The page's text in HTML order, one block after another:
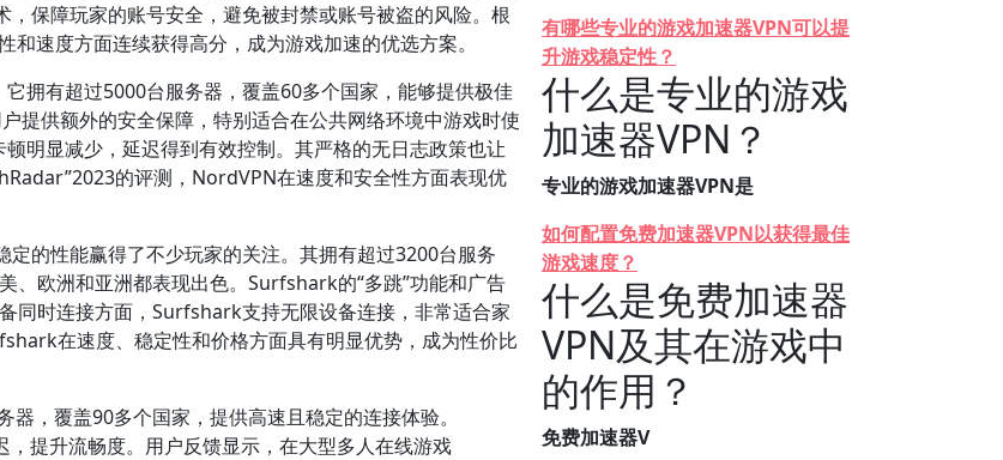
保障玩家的账号安全，避免被封禁或账号被盗的风险。根
速度方面连续获得高分，成为游戏加速的优选方案。
拥有超过5000台服务器，覆盖60多个国家，能够提供极佳
提供额外的安全保障，特别适合在公共网络环境中游戏时使
明显减少，延迟得到有效控制。其严格的无日志政策也让
的评测，NordVPN在速度和安全性方面表现优
的性能赢得了不少玩家的关注。其拥有超过3200台服务
、欧洲和亚洲都表现出色。Surfshark的“多跳”功能和广告
同时连接方面，Surfshark支持无限设备连接，非常适合家
在速度、稳定性和价格方面具有明显优势，成为性价比
，覆盖90多个国家，提供高速且稳定的连接体验。
提升流畅度。用户反馈显示，在大型多人在线游戏
有哪些专业的游戏加速器VPN可以提
升游戏稳定性？
什么是专业的游戏
加速器VPN？
专业的游戏加速器VPN是
如何配置免费加速器VPN以获得最佳
游戏速度？
什么是免费加速器
VPN及其在游戏中
的作用？
免费加速器V